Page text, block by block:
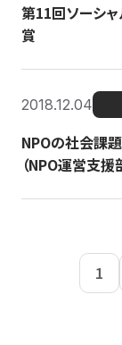
第11回ソーシ
賞
2018.12.04
NPOの社会課
（NPO運営支援
1